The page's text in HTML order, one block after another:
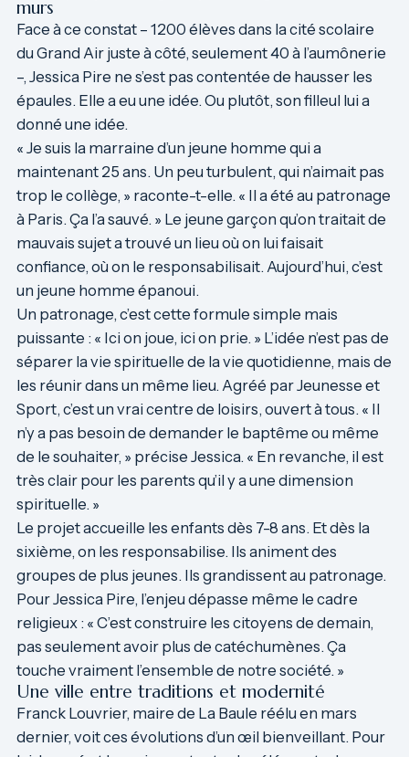
murs
Face à ce constat – 1200 élèves dans la cité scolaire
du Grand Air juste à côté, seulement 40 à l’aumônerie
–, Jessica Pire ne s’est pas contentée de hausser les
épaules. Elle a eu une idée. Ou plutôt, son filleul lui a
donné une idée.
« Je suis la marraine d’un jeune homme qui a
maintenant 25 ans. Un peu turbulent, qui n’aimait pas
trop le collège, » raconte-t-elle. « Il a été au patronage
à Paris. Ça l’a sauvé. » Le jeune garçon qu’on traitait de
mauvais sujet a trouvé un lieu où on lui faisait
confiance, où on le responsabilisait. Aujourd’hui, c’est
un jeune homme épanoui.
Un patronage, c’est cette formule simple mais
puissante : « Ici on joue, ici on prie. » L’idée n’est pas de
séparer la vie spirituelle de la vie quotidienne, mais de
les réunir dans un même lieu. Agréé par Jeunesse et
Sport, c’est un vrai centre de loisirs, ouvert à tous. « Il
n’y a pas besoin de demander le baptême ou même
de le souhaiter, » précise Jessica. « En revanche, il est
très clair pour les parents qu’il y a une dimension
spirituelle. »
Le projet accueille les enfants dès 7-8 ans. Et dès la
sixième, on les responsabilise. Ils animent des
groupes de plus jeunes. Ils grandissent au patronage.
Pour Jessica Pire, l’enjeu dépasse même le cadre
religieux : « C’est construire les citoyens de demain,
pas seulement avoir plus de catéchumènes. Ça
touche vraiment l’ensemble de notre société. »
Une ville entre traditions et modernité
Franck Louvrier, maire de La Baule réélu en mars
dernier, voit ces évolutions d’un œil bienveillant. Pour